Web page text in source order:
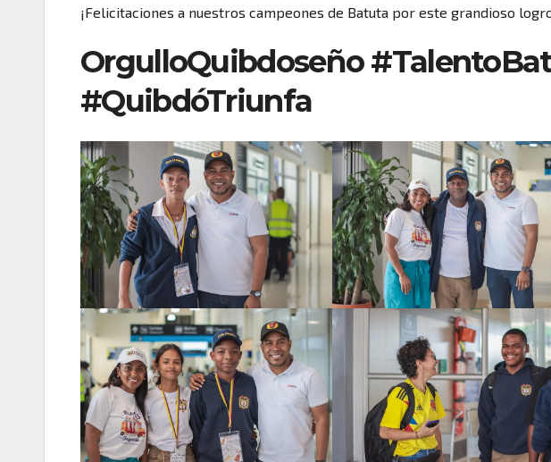
¡Felicitaciones a nuestros campeones de Batuta por este grandioso
OrgulloQuibdoseño
#QuibdóTriunfa